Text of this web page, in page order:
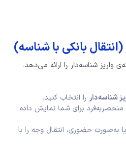
واریز شناسه‌دار را ارائه می‌دهد.
شناسه‌دار را انتخاب کنید.
منحصربه‌فرد برای شما نمایش داده
به‌صورت حضوری، انتقال وجه را با